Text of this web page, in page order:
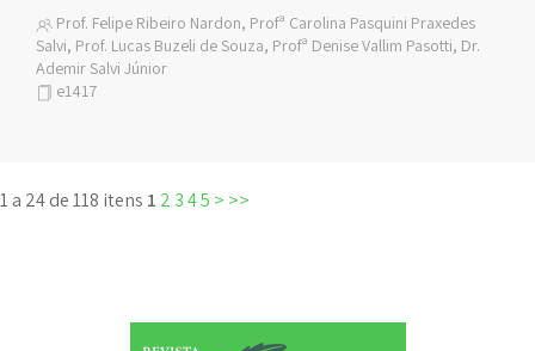
Prof. Felipe Ribeiro Nardon, Profª Carolina Pasquini Praxedes
Salvi, Prof. Lucas Buzeli de Souza, Profª Denise Vallim Pasotti, Dr.
Ademir Salvi Júnior
e1417
1 a 24 de 118 itens 1 2 345 > >>